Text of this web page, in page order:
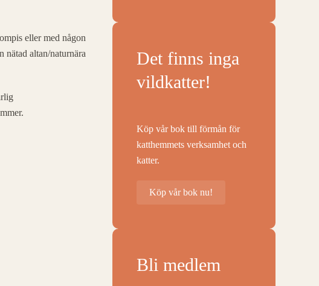
eller med någon
nätad altan/naturnära
Det finns inga
vildkatter!
Köp vår bok till förmån för
katthemmets verksamhet och
katter.
Köp vår bok nu!
Bli medlem